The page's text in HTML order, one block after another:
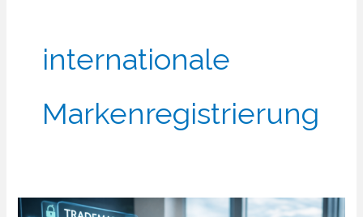
internationale
Markenregistrierung